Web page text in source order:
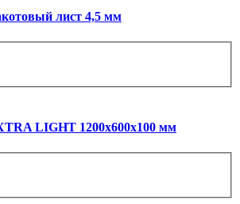
лист 4,5 мм
LIGHT 1200х600х100 мм